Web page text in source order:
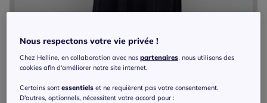
Nous respectons votre vie privée !
Chez Helline, en collaboration avec nospartenaires, nous utilisons des
cookies afin d'améliorer notre site internet.
Certains sontessentiels et ne requièrent pas votre consentement.
D'autres, optionnels, nécessitent votre accord pour :